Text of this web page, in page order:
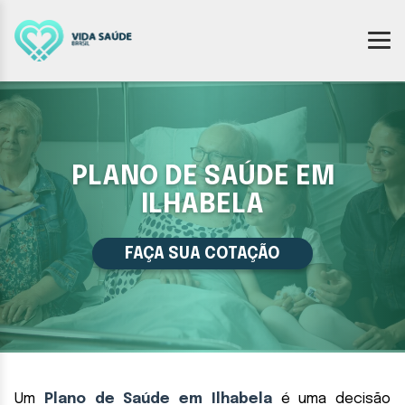
PLANO DE SAÚDE EM
ILHABELA
FAÇA SUA COTAÇÃO
Um Plano de Saúde em Ilhabelaé uma decisão